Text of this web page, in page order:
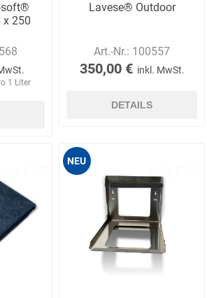
Müller
Construction
Der Klassiker
soft®
x 250
1 Liter
Lavese® Outdoor
Art.-Nr.: 100557
350,00 € inkl. MwSt.
DETAILS
NEU